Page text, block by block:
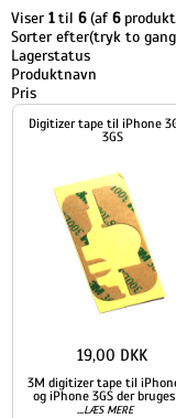
Viser 1til 6(af6
Sorter efter(tryk to
Lagerstatus
Produktnavn
Pris
Digitizer tape til iPhone
3GS
3M digitizer tape til
og iPhone 3GS der
...LÆS MERE
19,00 DKK